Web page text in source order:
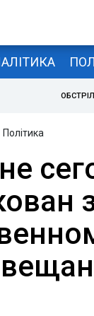
Політика